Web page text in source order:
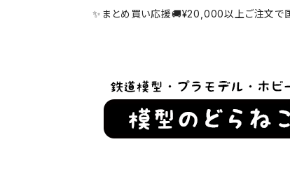
✨まとめ買い応援🚚¥20,000以上ご注文で